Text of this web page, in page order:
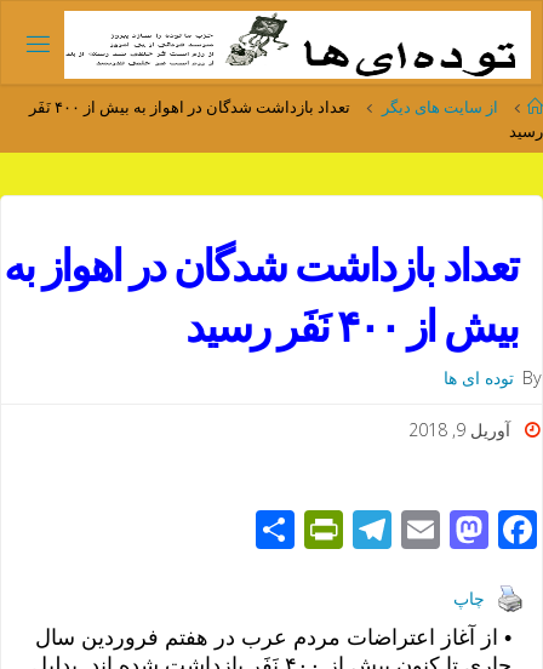
Skip
content
Homeاز سایت های دیگر
تعداد بازداشت شدگان در اهواز به بیش از ۴۰۰ نَفَر
رسید
تعداد بازداشت شدگان در اهواز به
بیش از ۴۰۰ نَفَر رسید
By توده ای ها
آوریل 9, 2018
F
e
b
M
d
E
T
gr
Pr
ri
e
چاپ
• از آغاز اعتراضات مردم عرب در هفتم فروردین سال